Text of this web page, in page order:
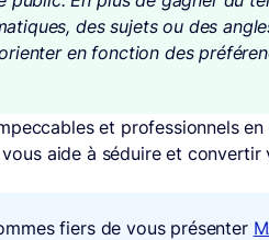
des sujets ou des
en fonction des
et professionnels
aide à séduire et convertir
fiers de vous présenter